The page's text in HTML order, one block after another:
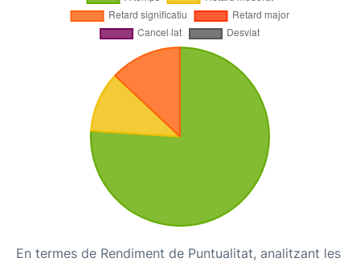
En termes de Rendiment de Puntualitat, analitzant les